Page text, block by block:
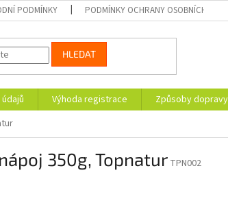
PODMÍNKY PODMÍNKY OCHRANY OSOBNÍCH ÚDAJŮ
HLEDAT
Výhoda registrace
Způsoby dopravy
350g, Topnatur TPN002